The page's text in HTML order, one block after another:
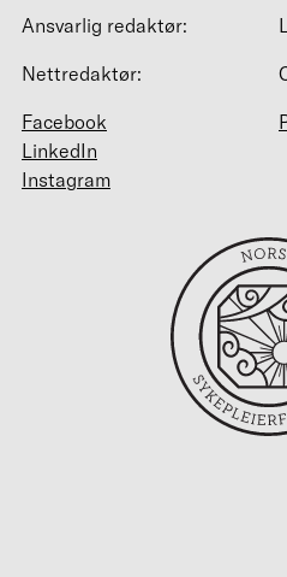
Ansvarlig redaktør:
Nettredaktør:
Facebook
LinkedIn
Instagram